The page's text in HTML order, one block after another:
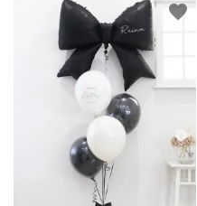
favorite